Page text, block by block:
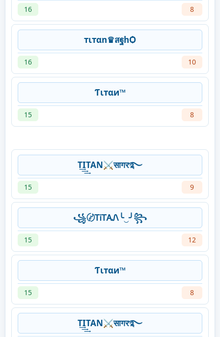
16 8
тιтαn♛สฐhѺ
16 10
Ƭιтαи™
15 8
T͢͢͢ITAN⚔सागर࿐
15 9
꧁〄ᎢᎥᎢᎪᏁ╰‿╯꧂
15 12
Ƭιтαи™
15 8
T͢͢͢ITAN⚔सागर࿐